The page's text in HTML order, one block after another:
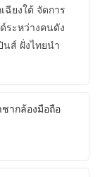
ฉียงใต้ จัดการ
ระหว่างคนดัง
นส์ ฝั่งไทยนำ
ากล้องมือถือ